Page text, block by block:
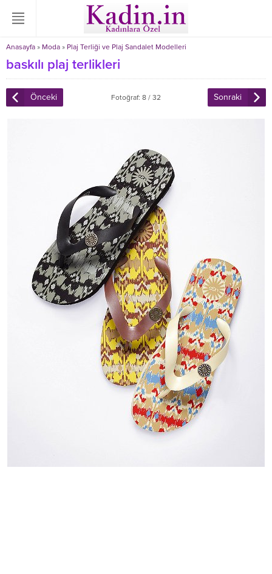
Anasayfa » Moda » Plaj Terliği ve Plaj Sandalet Modelleri
baskılı plaj terlikleri
Önceki Fotoğraf: 8 / 32 Sonraki